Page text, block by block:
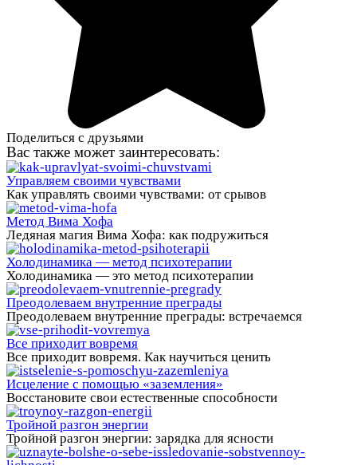
Поделиться с друзьями
Вас также может заинтересовать:
Управляем своими чувствами
Как управлять своими чувствами: от срывов
Метод Вима Хофа
Ледяная магия Вима Хофа: как подружиться
Холодинамика — метод психотерапии
Холодинамика — это метод психотерапии
Преодолеваем внутренние преграды
Преодолеваем внутренние преграды: встречаемся
Все приходит вовремя
Все приходит вовремя. Как научиться ценить
Исцеление с помощью «заземления»
Восстановите свои естественные способности
Тройной разгон энергии
Тройной разгон энергии: зарядка для ясности